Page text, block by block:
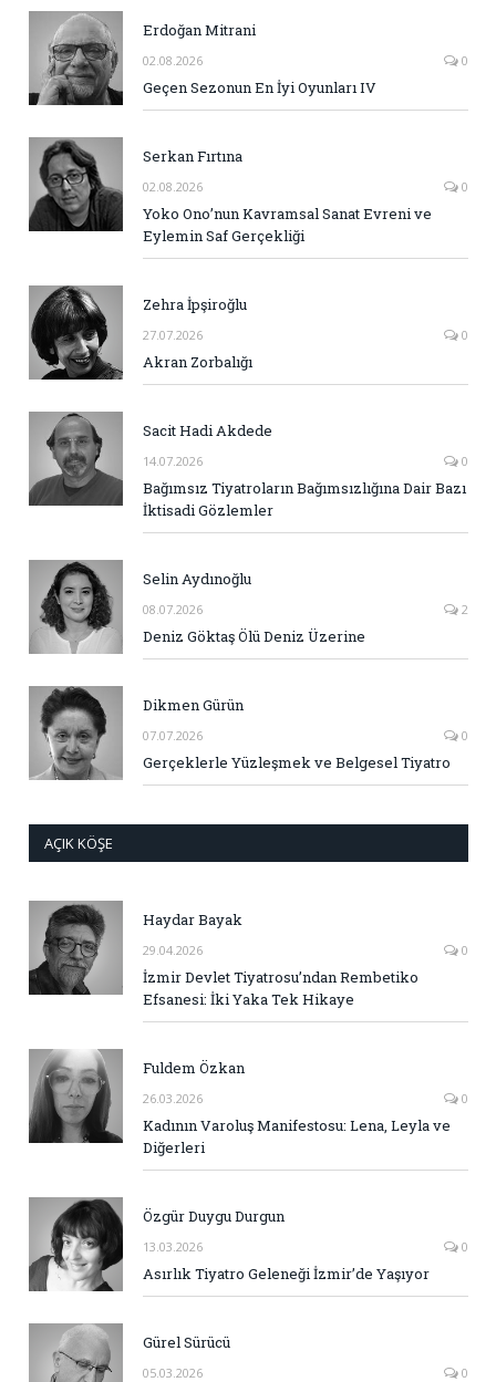
Erdoğan Mitrani
02.08.2026 0
Geçen Sezonun En İyi Oyunları IV
Serkan Fırtına
02.08.2026 0
Yoko Ono’nun Kavramsal Sanat Evreni ve
Eylemin Saf Gerçekliği
Zehra İpşiroğlu
27.07.2026 0
Akran Zorbalığı
Sacit Hadi Akdede
14.07.2026 0
Bağımsız Tiyatroların Bağımsızlığına Dair Bazı
İktisadi Gözlemler
Selin Aydınoğlu
08.07.2026 2
Deniz Göktaş Ölü Deniz Üzerine
Dikmen Gürün
07.07.2026 0
Gerçeklerle Yüzleşmek ve Belgesel Tiyatro
AÇIK KÖŞE
Haydar Bayak
29.04.2026 0
İzmir Devlet Tiyatrosu’ndan Rembetiko
Efsanesi: İki Yaka Tek Hikaye
Fuldem Özkan
26.03.2026 0
Kadının Varoluş Manifestosu: Lena, Leyla ve
Diğerleri
Özgür Duygu Durgun
13.03.2026 0
Asırlık Tiyatro Geleneği İzmir’de Yaşıyor
Gürel Sürücü
05.03.2026 0